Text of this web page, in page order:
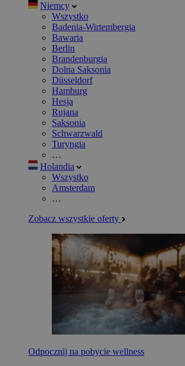
Niemcy
Wszystko
Badenia-Wirtembergia
Bawaria
Berlin
Brandenburgia
Dolna Saksonia
Düsseldorf
Hamburg
Hesja
Rujana
Saksonia
Schwarzwald
Turyngia
…
Holandia
Wszystko
Amsterdam
…
Zobacz wszystkie oferty
Odpocznij na pobycie wellness